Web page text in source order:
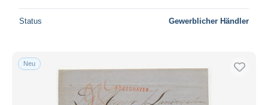
Status Gewerblicher Händler
Neu